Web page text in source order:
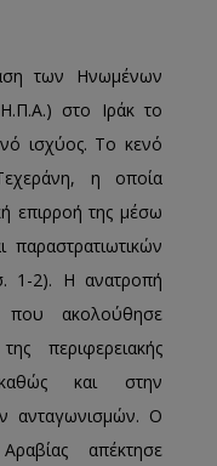
των Ηνωμένων
στο Ιράκ το
ισχύος. Το κενό
η οποία
επιρροή της μέσω
παραστρατιωτικών
1-2). Η ανατροπή
ακολούθησε
περιφερειακής
και στην
ανταγωνισμών. Ο
απέκτησε